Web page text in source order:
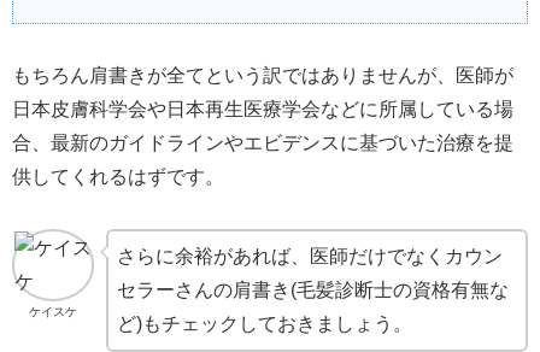
もちろん肩書きが全てという訳ではありませんが、医師が
日本皮膚科学会や日本再生医療学会などに所属している場
合、最新のガイドラインやエビデンスに基づいた治療を提
供してくれるはずです。
ケイスケ
さらに余裕があれば、医師だけでなくカウン
セラーさんの肩書き(毛髪診断士の資格有無な
ど)もチェックしておきましょう。